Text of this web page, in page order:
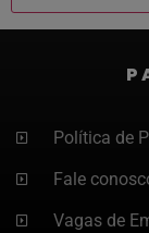
Política de
Fale
Vagas de